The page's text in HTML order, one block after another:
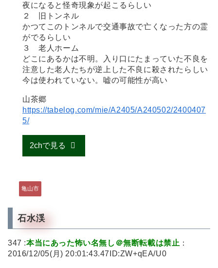
夜になると怪奇現象が起こるらしい
２ 旧トンネル
かつてこのトンネルで交通事故で亡くなった方の霊
がでるらしい
３ 老人ホーム
どこにあるかは不明。入り口にたまっていた不良を
注意した老人たちが逆上した不良に殺されたらしい
今は使われていない。嘘の可能性が高い
山茶郷
https://tabelog.com/mie/A2405/A240502/2400407
5/
2chで見る
亀山市
石水渓
347 :本当にあった怖い名無し＠無断転載は禁止 ：
2016/12/05(月) 20:01:43.47ID:ZW+qEA/U0